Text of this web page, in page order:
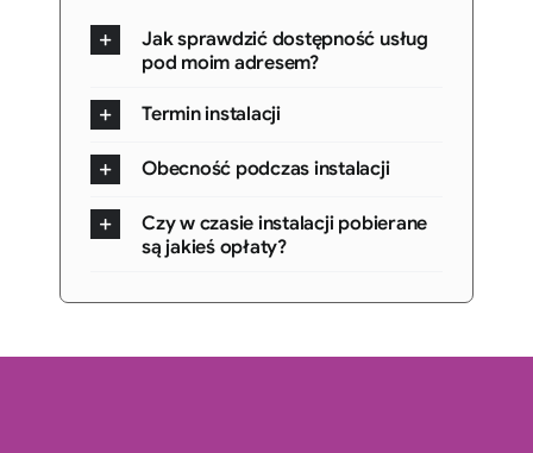
Jak sprawdzić dostępność usług
pod moim adresem?
Termin instalacji
Obecność podczas instalacji
Czy w czasie instalacji pobierane
są jakieś opłaty?